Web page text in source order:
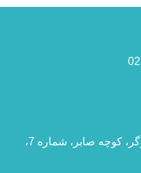
تهران، انقلاب، تقاطع جمهوری و کارگر، کوچه صابر، شماره 7،